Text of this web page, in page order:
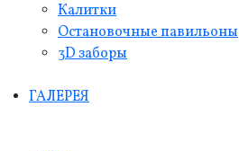
Калитки
Остановочные павильоны
3D заборы
ГАЛЕРЕЯ